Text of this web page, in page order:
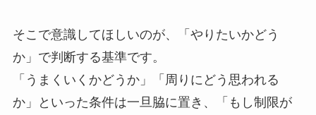
そこで意識してほしいのが、「やりたいかどう
か」で判断する基準です。
「うまくいくかどうか」「周りにどう思われる
か」といった条件は一旦脇に置き、「もし制限が